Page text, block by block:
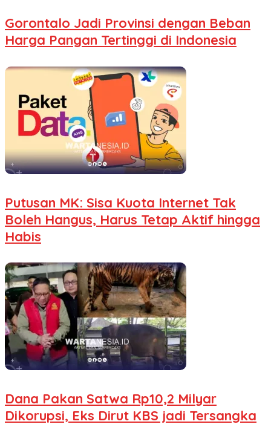
Gorontalo Jadi Provinsi dengan Beban
Harga Pangan Tertinggi di Indonesia
Putusan MK: Sisa Kuota Internet Tak
Boleh Hangus, Harus Tetap Aktif hingga
Habis
Dana Pakan Satwa Rp10,2 Milyar
Dikorupsi, Eks Dirut KBS jadi Tersangka